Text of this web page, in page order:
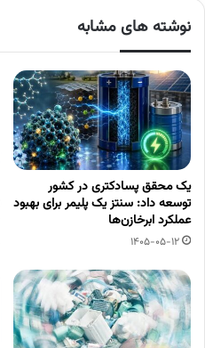
نوشته های مشابه
یک محقق پسادکتری در کشور
توسعه داد: سنتز یک پلیمر برای بهبود
عملکرد ابرخازن‌ها
1405-05-12